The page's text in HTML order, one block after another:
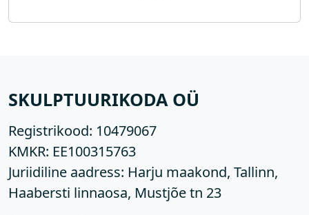
SKULPTUURIKODA OÜ
Registrikood: 10479067
KMKR: EE100315763
Juriidiline aadress: Harju maakond, Tallinn,
Haabersti linnaosa, Mustjõe tn 23